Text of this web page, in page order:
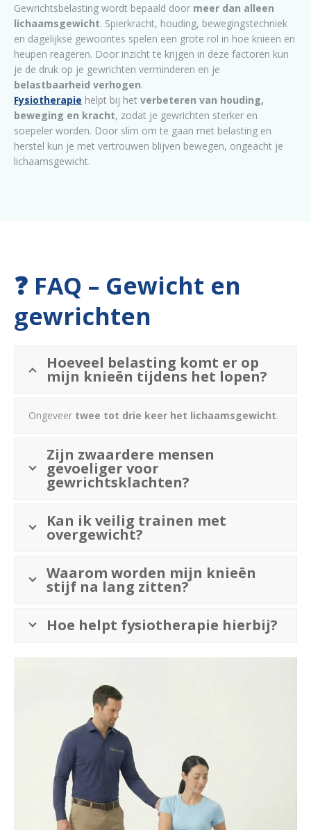
Gewrichtsbelasting wordt bepaald door meer dan alleen
lichaamsgewicht. Spierkracht, houding, bewegingstechniek
en dagelijkse gewoontes spelen een grote rol in hoe knieën en
heupen reageren. Door inzicht te krijgen in deze factoren kun
je de druk op je gewrichten verminderen en je
belastbaarheid verhogen.
Fysiotherapie helpt bij het verbeteren van houding,
beweging en kracht, zodat je gewrichten sterker en
soepeler worden. Door slim om te gaan met belasting en
herstel kun je met vertrouwen blijven bewegen, ongeacht je
lichaamsgewicht.
❓ FAQ – Gewicht en
gewrichten
Hoeveel belasting komt er op
mijn knieën tijdens het lopen?
Ongeveer twee tot drie keer het lichaamsgewicht.
Zijn zwaardere mensen
gevoeliger voor
gewrichtsklachten?
Kan ik veilig trainen met
overgewicht?
Waarom worden mijn knieën
stijf na lang zitten?
Hoe helpt fysiotherapie hierbij?